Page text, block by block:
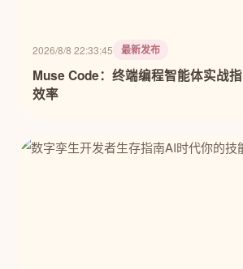
2026/8/8 22:33:45 最新发布
Muse Code：终端编程智能体实战
效率